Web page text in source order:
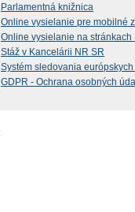
Parlamentná knižnica
Online vysielanie pre mobilné
Online vysielanie na stránkach
Stáž v Kancelárii NR SR
Systém sledovania
GDPR - Ochrana osobných